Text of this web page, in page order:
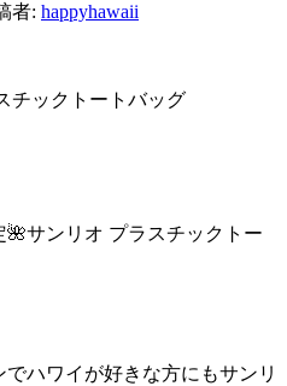
者: happyhawaii
チックトートバッグ
サンリオ プラスチックトー
ハワイが好きな方にもサンリ